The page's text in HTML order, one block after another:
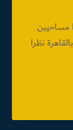
مساحيبن
بالقاهرة نظرا